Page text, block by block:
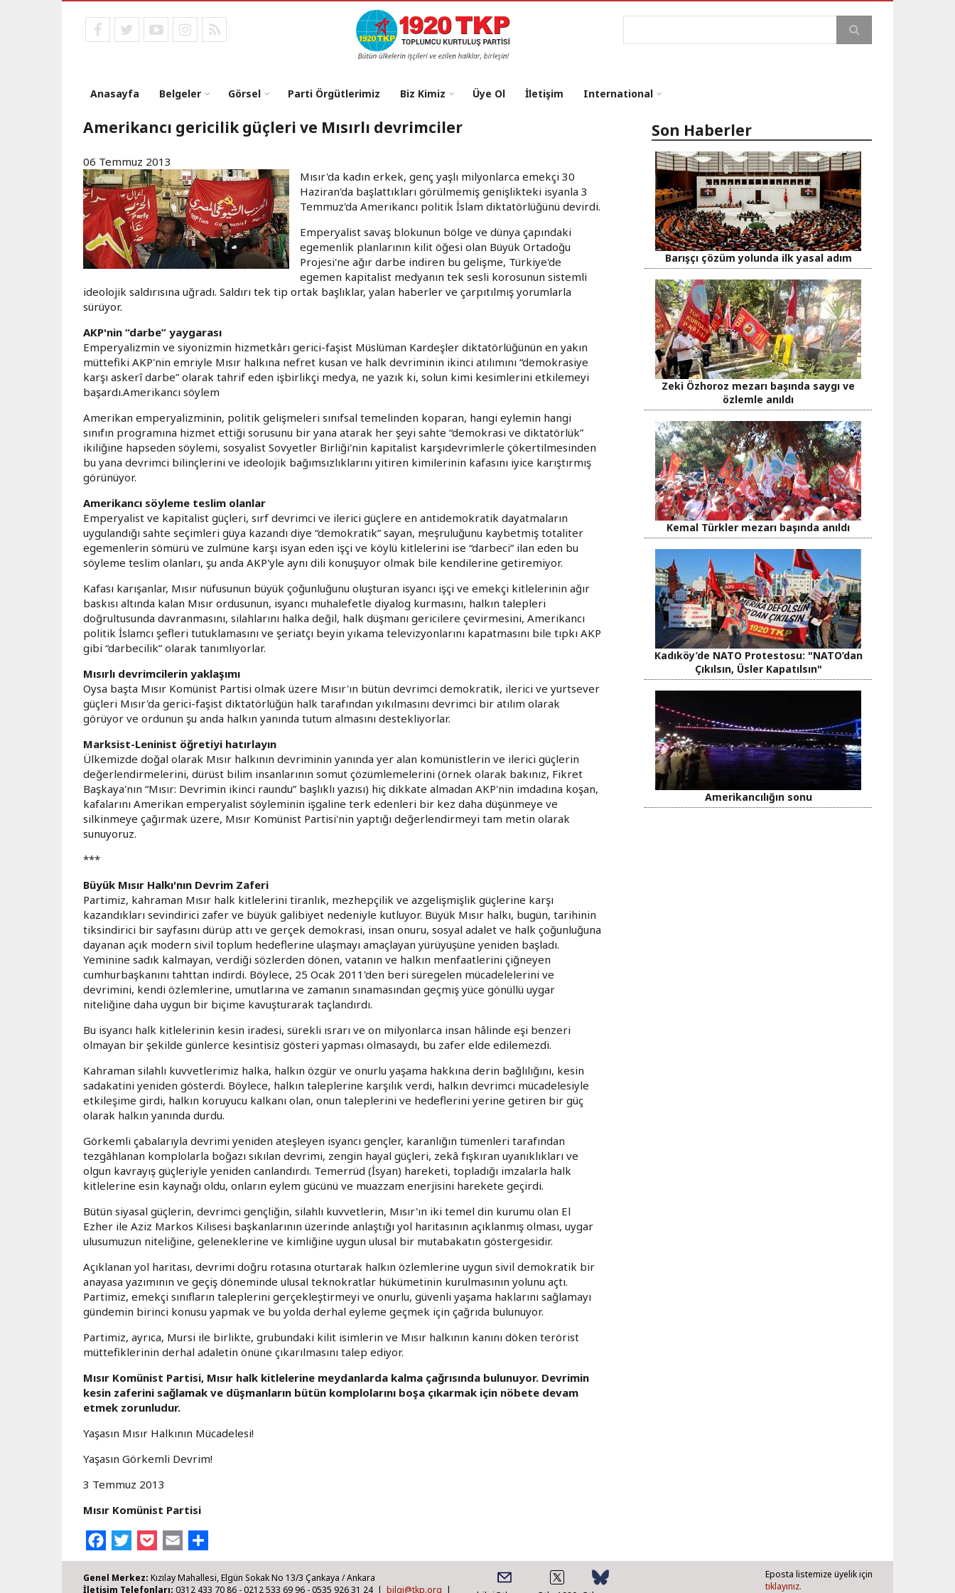
facebooktwitteryoutubeinstagram
RSS
Ara
Anasayfa Belgeler Görsel Parti Örgütlerimiz Biz Kimiz Üye Ol İletişim International
Amerikancı gericilik güçleri ve Mısırlı devrimciler
06 Temmuz 2013
Mısır'da kadın erkek, genç yaşlı milyonlarca emekçi 30
Haziran'da başlattıkları görülmemiş genişlikteki isyanla 3
Temmuz'da Amerikancı politik İslam diktatörlüğünü devirdi.
Emperyalist savaş blokunun bölge ve dünya çapındaki
egemenlik planlarının kilit öğesi olan Büyük Ortadoğu
Projesi'ne ağır darbe indiren bu gelişme, Türkiye'de
egemen kapitalist medyanın tek sesli korosunun sistemli
ideolojik saldırısına uğradı. Saldırı tek tip ortak başlıklar, yalan haberler ve çarpıtılmış yorumlarla
sürüyor.
AKP'nin “darbe” yaygarası
Emperyalizmin ve siyonizmin hizmetkârı gerici-faşist Müslüman Kardeşler diktatörlüğünün en yakın
müttefiki AKP'nin emriyle Mısır halkına nefret kusan ve halk devriminin ikinci atılımını “demokrasiye
karşı askerî darbe” olarak tahrif eden işbirlikçi medya, ne yazık ki, solun kimi kesimlerini etkilemeyi
başardı.Amerikancı söylem
Amerikan emperyalizminin, politik gelişmeleri sınıfsal temelinden koparan, hangi eylemin hangi
sınıfın programına hizmet ettiği sorusunu bir yana atarak her şeyi sahte “demokrasi ve diktatörlük”
ikiliğine hapseden söylemi, sosyalist Sovyetler Birliği'nin kapitalist karşıdevrimlerle çökertilmesinden
bu yana devrimci bilinçlerini ve ideolojik bağımsızlıklarını yitiren kimilerinin kafasını iyice karıştırmış
görünüyor.
Amerikancı söyleme teslim olanlar
Emperyalist ve kapitalist güçleri, sırf devrimci ve ilerici güçlere en antidemokratik dayatmaların
uygulandığı sahte seçimleri güya kazandı diye “demokratik” sayan, meşruluğunu kaybetmiş totaliter
egemenlerin sömürü ve zulmüne karşı isyan eden işçi ve köylü kitlelerini ise “darbeci” ilan eden bu
söyleme teslim olanları, şu anda AKP'yle aynı dili konuşuyor olmak bile kendilerine getiremiyor.
Kafası karışanlar, Mısır nüfusunun büyük çoğunluğunu oluşturan isyancı işçi ve emekçi kitlelerinin ağır
baskısı altında kalan Mısır ordusunun, isyancı muhalefetle diyalog kurmasını, halkın talepleri
doğrultusunda davranmasını, silahlarını halka değil, halk düşmanı gericilere çevirmesini, Amerikancı
politik İslamcı şefleri tutuklamasını ve şeriatçı beyin yıkama televizyonlarını kapatmasını bile tıpkı AKP
gibi “darbecilik” olarak tanımlıyorlar.
Mısırlı devrimcilerin yaklaşımı
Oysa başta Mısır Komünist Partisi olmak üzere Mısır'ın bütün devrimci demokratik, ilerici ve yurtsever
güçleri Mısır'da gerici-faşist diktatörlüğün halk tarafından yıkılmasını devrimci bir atılım olarak
görüyor ve ordunun şu anda halkın yanında tutum almasını destekliyorlar.
Marksist-Leninist öğretiyi hatırlayın
Ülkemizde doğal olarak Mısır halkının devriminin yanında yer alan komünistlerin ve ilerici güçlerin
değerlendirmelerini, dürüst bilim insanlarının somut çözümlemelerini (örnek olarak bakınız, Fikret
Başkaya'nın “Mısır: Devrimin ikinci raundu” başlıklı yazısı) hiç dikkate almadan AKP'nin imdadına koşan,
kafalarını Amerikan emperyalist söyleminin işgaline terk edenleri bir kez daha düşünmeye ve
silkinmeye çağırmak üzere, Mısır Komünist Partisi'nin yaptığı değerlendirmeyi tam metin olarak
sunuyoruz.
***
Büyük Mısır Halkı'nın Devrim Zaferi
Partimiz, kahraman Mısır halk kitlelerini tiranlık, mezhepçilik ve azgelişmişlik güçlerine karşı
kazandıkları sevindirici zafer ve büyük galibiyet nedeniyle kutluyor. Büyük Mısır halkı, bugün, tarihinin
tiksindirici bir sayfasını dürüp attı ve gerçek demokrasi, insan onuru, sosyal adalet ve halk çoğunluğuna
dayanan açık modern sivil toplum hedeflerine ulaşmayı amaçlayan yürüyüşüne yeniden başladı.
Yeminine sadık kalmayan, verdiği sözlerden dönen, vatanın ve halkın menfaatlerini çiğneyen
cumhurbaşkanını tahttan indirdi. Böylece, 25 Ocak 2011'den beri süregelen mücadelelerini ve
devrimini, kendi özlemlerine, umutlarına ve zamanın sınamasından geçmiş yüce gönüllü uygar
niteliğine daha uygun bir biçime kavuşturarak taçlandırdı.
Bu isyancı halk kitlelerinin kesin iradesi, sürekli ısrarı ve on milyonlarca insan hâlinde eşi benzeri
olmayan bir şekilde günlerce kesintisiz gösteri yapması olmasaydı, bu zafer elde edilemezdi.
Kahraman silahlı kuvvetlerimiz halka, halkın özgür ve onurlu yaşama hakkına derin bağlılığını, kesin
sadakatini yeniden gösterdi. Böylece, halkın taleplerine karşılık verdi, halkın devrimci mücadelesiyle
etkileşime girdi, halkın koruyucu kalkanı olan, onun taleplerini ve hedeflerini yerine getiren bir güç
olarak halkın yanında durdu.
Görkemli çabalarıyla devrimi yeniden ateşleyen isyancı gençler, karanlığın tümenleri tarafından
tezgâhlanan komplolarla boğazı sıkılan devrimi, zengin hayal güçleri, zekâ fışkıran uyanıklıkları ve
olgun kavrayış güçleriyle yeniden canlandırdı. Temerrüd (İsyan) hareketi, topladığı imzalarla halk
kitlelerine esin kaynağı oldu, onların eylem gücünü ve muazzam enerjisini harekete geçirdi.
Bütün siyasal güçlerin, devrimci gençliğin, silahlı kuvvetlerin, Mısır'ın iki temel din kurumu olan El
Ezher ile Aziz Markos Kilisesi başkanlarının üzerinde anlaştığı yol haritasının açıklanmış olması, uygar
ulusumuzun niteliğine, geleneklerine ve kimliğine uygun ulusal bir mutabakatın göstergesidir.
Açıklanan yol haritası, devrimi doğru rotasına oturtarak halkın özlemlerine uygun sivil demokratik bir
anayasa yazımının ve geçiş döneminde ulusal teknokratlar hükümetinin kurulmasının yolunu açtı.
Partimiz, emekçi sınıfların taleplerini gerçekleştirmeyi ve onurlu, güvenli yaşama haklarını sağlamayı
gündemin birinci konusu yapmak ve bu yolda derhal eyleme geçmek için çağrıda bulunuyor.
Partimiz, ayrıca, Mursi ile birlikte, grubundaki kilit isimlerin ve Mısır halkının kanını döken terörist
müttefiklerinin derhal adaletin önüne çıkarılmasını talep ediyor.
Mısır Komünist Partisi, Mısır halk kitlelerine meydanlarda kalma çağrısında bulunuyor. Devrimin
kesin zaferini sağlamak ve düşmanların bütün komplolarını boşa çıkarmak için nöbete devam
etmek zorunludur.
Yaşasın Mısır Halkının Mücadelesi!
Yaşasın Görkemli Devrim!
3 Temmuz 2013
Mısır Komünist Partisi
FacebookTwitterPocket Email
Son Haberler
Barışçı çözüm yolunda ilk yasal adım
Zeki Özhoroz mezarı başında saygı ve
özlemle anıldı
Kemal Türkler mezarı başında anıldı
Kadıköy’de NATO Protestosu: "NATO’dan
Çıkılsın, Üsler Kapatılsın"
Amerikancılığın sonu
Genel Merkez: Kızılay Mahallesi, Elgün Sokak No 13/3 Çankaya / Ankara
İletişim Telefonları: 0312 433 70 86 - 0212 533 69 96 - 0535 926 31 24 | bilgi@tkp.org |
Eposta listemize üyelik için
tıklayınız.